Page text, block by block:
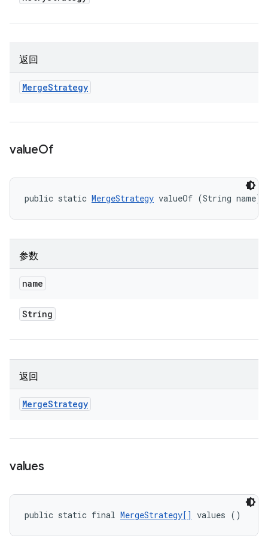
返回
MergeStrategy
valueOf
public static MergeStrategy valueOf (String name)
参数
name
String
返回
MergeStrategy
values
public static final MergeStrategy[] values ()